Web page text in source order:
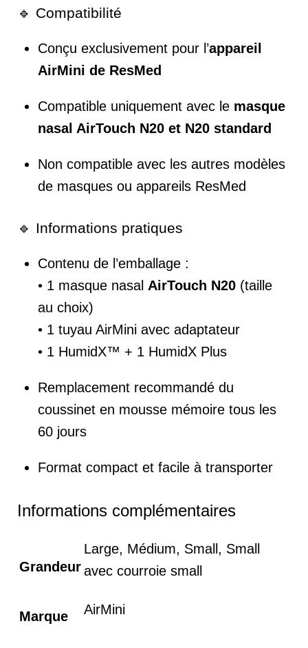
🔹 Compatibilité
Conçu exclusivement pour l’appareil
AirMini de ResMed
Compatible uniquement avec le masque
nasal AirTouch N20 et N20 standard
Non compatible avec les autres modèles
de masques ou appareils ResMed
🔹 Informations pratiques
Contenu de l’emballage :
• 1 masque nasal AirTouch N20 (taille
au choix)
• 1 tuyau AirMini avec adaptateur
• 1 HumidX™ + 1 HumidX Plus
Remplacement recommandé du
coussinet en mousse mémoire tous les
60 jours
Format compact et facile à transporter
Informations complémentaires
Grandeur
Large, Médium, Small, Small
avec courroie small
Marque AirMini